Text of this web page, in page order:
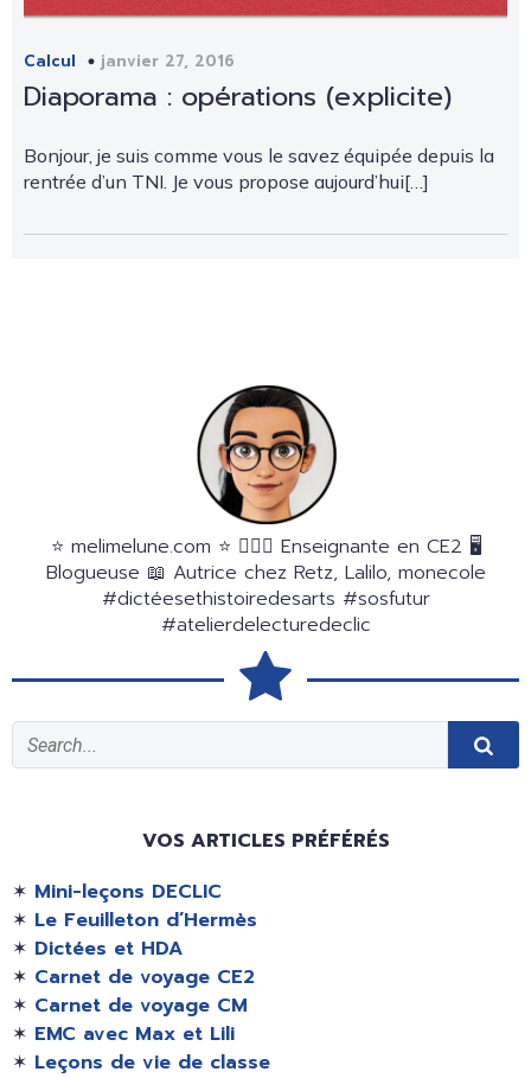
Calcul janvier 27, 2016
Diaporama : opérations (explicite)
Bonjour, je suis comme vous le savez équipée depuis la
rentrée d’un TNI. Je vous propose aujourd’hui[…]
⭐️ melimelune.com ⭐️ 🙋🏻‍♀️ Enseignante en CE2 🖥
Blogueuse 📖 Autrice chez Retz, Lalilo, monecole
#dictéesethistoiredesarts #sosfutur
#atelierdelecturedeclic
VOS ARTICLES PRÉFÉRÉS
✶ Mini-leçons DECLIC
✶ Le Feuilleton d’Hermès
✶ Dictées et HDA
✶ Carnet de voyage CE2
✶ Carnet de voyage CM
✶ EMC avec Max et Lili
✶ Leçons de vie de classe